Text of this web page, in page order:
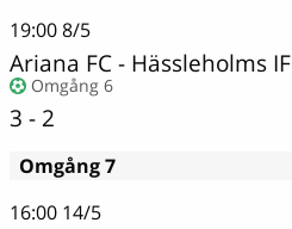
19:008/5
Ariana FC- Hässleholms IF
Omgång 6
3 - 2
Omgång 7
16:00 14/5